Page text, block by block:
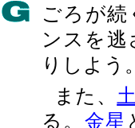
ごろが続
ンスを
りしよう。
また、
る。 金星